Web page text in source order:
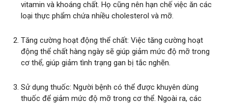
vitamin và khoáng chất. Họ cũng nên hạn chế việc ăn các
loại thực phẩm chứa nhiều cholesterol và mỡ.
Tăng cường hoạt động thể chất: Việc tăng cường hoạt
động thể chất hàng ngày sẽ giúp giảm mức độ mỡ trong
cơ thể, giúp giảm tình trạng gan bị tắc nghẽn.
Sử dụng thuốc: Người bệnh có thể được khuyên dùng
thuốc để giảm mức độ mỡ trong cơ thể. Ngoài ra, các